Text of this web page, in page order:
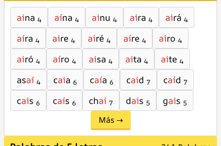
aina 4 aína 4 ainu 4 aira 4 airá 4
aíra 4 aire 4 airé 4 aíre 4 airo 4
airó 4 aíro 4 aisa 4 aita 4 aite 4
asaí 4 caia 6 caía 6 caid 7 caíd 7
cais 6 caís 6 chai 7 dais 5 gais 5
Más →